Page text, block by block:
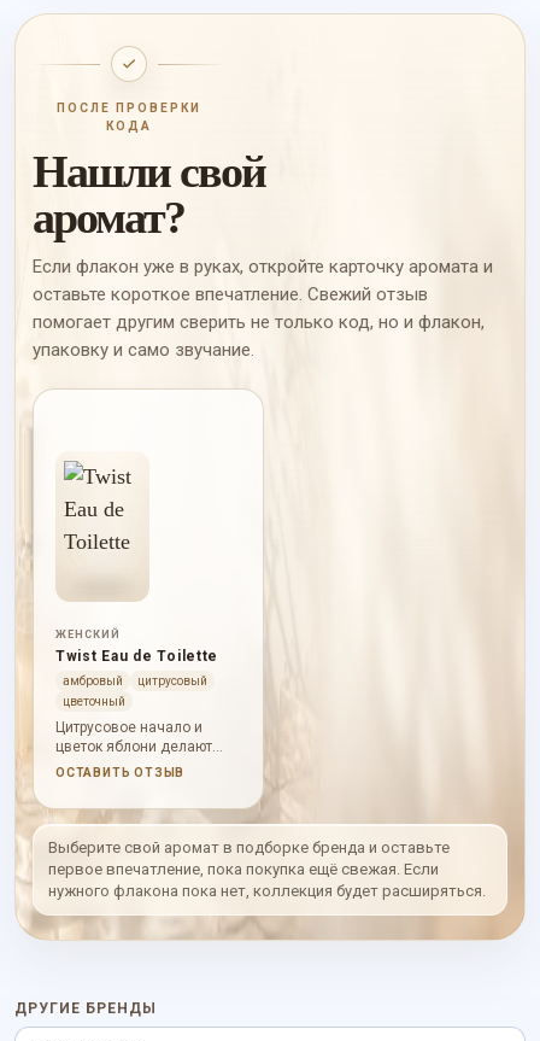
ПОСЛЕ ПРОВЕРКИ
КОДА
Нашли свой
аромат?
Если флакон уже в руках, откройте карточку аромата и
оставьте короткое впечатление. Свежий отзыв
помогает другим сверить не только код, но и флакон,
упаковку и само звучание.
ЖЕНСКИЙ
Twist Eau de Toilette
амбровый
цитрусовый
цветочный
Цитрусовое начало и
цветок яблони делают
аромат воздушным, амбра
тонка дают теплую базу.
ОСТАВИТЬ ОТЗЫВ
Выберите свой аромат в подборке бренда и оставьте
первое впечатление, пока покупка ещё свежая. Если
нужного флакона пока нет, коллекция будет расширяться.
ДРУГИЕ БРЕНДЫ